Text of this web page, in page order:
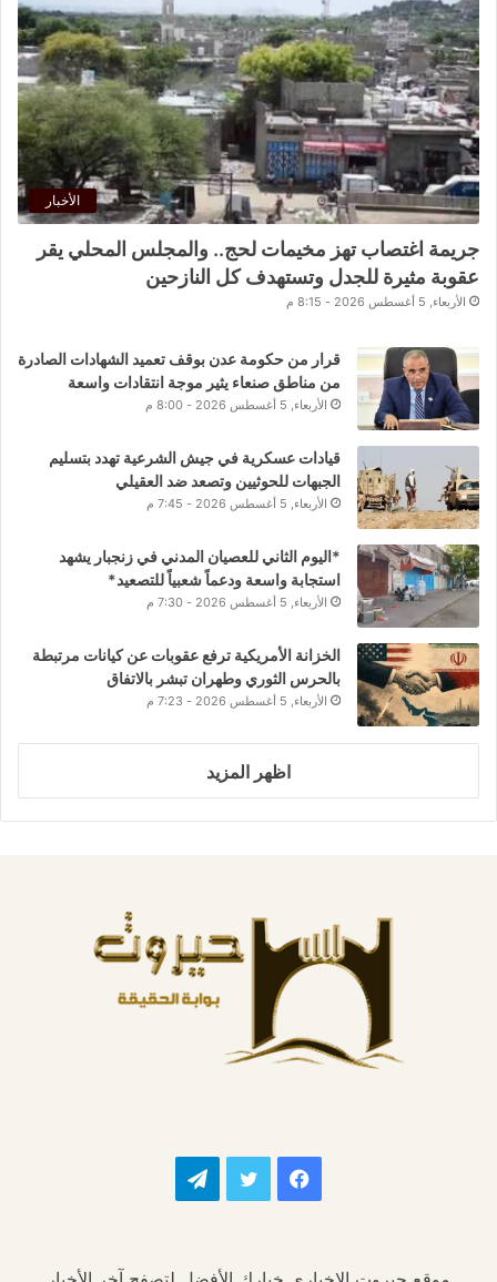
الأخبار
جريمة اغتصاب تهز مخيمات لحج.. والمجلس المحلي يقر
عقوبة مثيرة للجدل وتستهدف كل النازحين
الأربعاء, 5 أغسطس 2026 - 8:15 م
قرار من حكومة عدن بوقف تعميد الشهادات الصادرة
من مناطق صنعاء يثير موجة انتقادات واسعة
الأربعاء, 5 أغسطس 2026 - 8:00 م
قيادات عسكرية في جيش الشرعية تهدد بتسليم
الجبهات للحوثيين وتصعد ضد العقيلي
الأربعاء, 5 أغسطس 2026 - 7:45 م
*اليوم الثاني للعصيان المدني في زنجبار يشهد
استجابة واسعة ودعماً شعبياً للتصعيد*
الأربعاء, 5 أغسطس 2026 - 7:30 م
الخزانة الأمريكية ترفع عقوبات عن كيانات مرتبطة
بالحرس الثوري وطهران تبشر بالاتفاق
الأربعاء, 5 أغسطس 2026 - 7:23 م
اظهر المزيد
فيسبوك تويتر تيلقرام